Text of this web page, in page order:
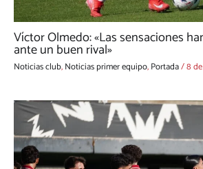
Víctor Olmedo: «Las sensaciones
ante un buen rival»
Noticias club,Noticias primer equipo,Portada/8